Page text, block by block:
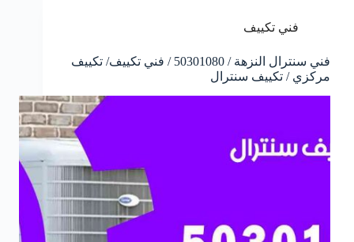
فني تكييف
فني سنترال النزهة / 50301080 / فني تكييف/ تكييف
مركزي / تكييف سنترال